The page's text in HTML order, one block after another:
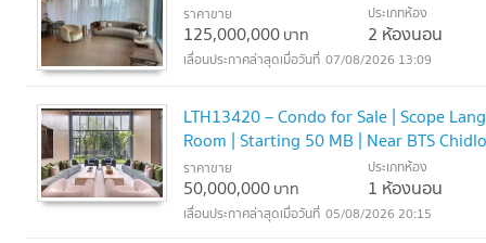
ราคาขาย
125,000,000บาท
ประเภทห้อง
2 ห้องนอน
07/08/2026 13:09
LTH13420 – Condo for Sale | Scope
Room | Starting 50 MB | Near BTS
ราคาขาย
50,000,000บาท
ประเภทห้อง
1 ห้องนอน
05/08/2026 20:15